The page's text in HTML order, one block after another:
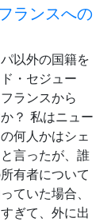
ランスへの
以外の国籍を
・セジュー
ランスから
？ 私はニュー
何人かはシェ
言ったが、誰
有者について
ていた場合、
ぎて、外に出